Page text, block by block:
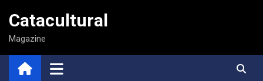
contenido
Catacultural
Magazine